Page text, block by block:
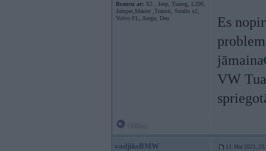
Braucu ar: X5 , Jeep, Tuareg, L200,
Jumper,Master ,Transit, Stralis x2,
Volvo FL, Atego, Deu
Es
jāmaina
VW
vadjiksBMW 12. Mar 2021,